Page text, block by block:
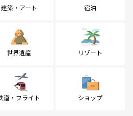
建築・アート 宿泊
世界遺産 リゾート
道・フライト ショップ